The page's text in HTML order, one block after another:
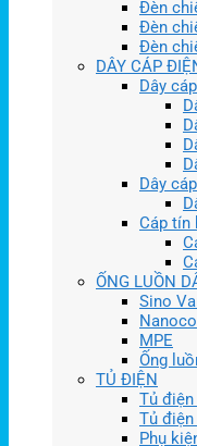
Đèn
Đèn
Đèn
DÂY CÁP
Dây
Dây
Cáp tín
ỐNG LUỒN
Sino
Nanoco
MPE
Ống
TỦ ĐIỆN
Tủ điện
Tủ
Phụ